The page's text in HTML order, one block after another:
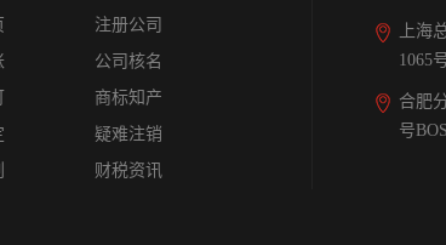
注册公司
公司核名
商标知产
疑难注销
财税资讯
上海
1065
合肥
号